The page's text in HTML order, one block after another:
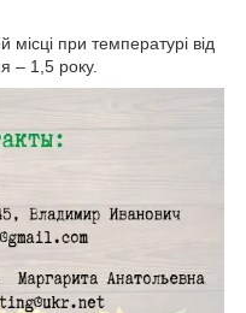
місці при температурі від
– 1,5 року.